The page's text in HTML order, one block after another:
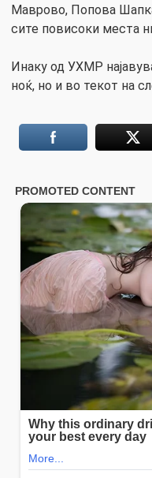
Маврово, Попова
сите повисоки места
Инаку од УХМР
ноќ, но и во текот на